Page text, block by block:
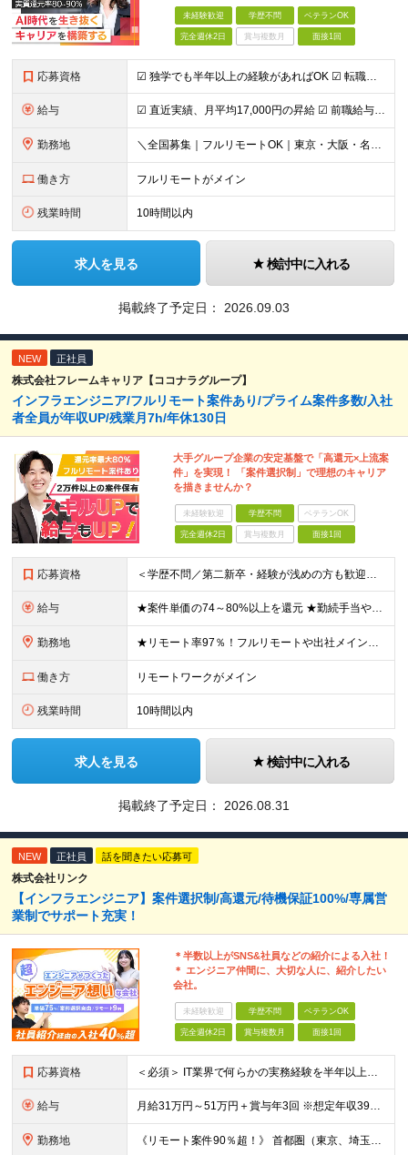
未経験歓迎 学歴不問 ベテランOK
完全週休2日 賞与複数月 面接1回
応募資格 ☑︎ 独学でも半年以上の経験があればOK ☑︎ 転職回数・ブランク不問 ☑︎ 学歴不問 ☑︎ スキルチェンジ可 ＜必須条件＞ インフラエンジニアとしての実務経験をお持ちの方 ┗設計構築or運用保守、
給与 ☑︎ 直近実績、月平均17,000円の昇給 ☑︎ 前職給与100%保証 ☑︎ 実質還元率80～90% ☑︎ 待機時も給与は満額支給 月給35万円～70万円＋交通費など各種手当 ※想定年収：4,200
勤務地 ＼全国募集｜フルリモートOK｜東京・大阪・名古屋エリアは出社案件も豊富／ 【1】フルリモートの場合…全国各地にて完全在宅勤務が可能！強制的な出社日もありません。 【2】出社の場合…本社、大阪支店、も
働き方 フルリモートがメイン
残業時間 10時間以内
求人を見る 検討中に入れる
掲載終了予定日： 2026.09.03
NEW 正社員
株式会社フレームキャリア【ココナラグループ】
インフラエンジニア/フルリモート案件あり/プライム案件多数/入社
者全員が年収UP/残業月7h/年休130日
大手グループ企業の安定基盤で「高還元×上流案
件」を実現！ 「案件選択制」で理想のキャリア
を描きませんか？
未経験歓迎 学歴不問 ベテランOK
完全週休2日 賞与複数月 面接1回
応募資格 ＜学歴不問／第二新卒・経験が浅めの方も歓迎！＞ ◆インフラエンジニアとして何らかの経験をお持ちの方 └運用保守のみの経験や、経験が浅い方もお気軽にご応募ください！ ≪こんな方にピッタリ≫ □ 今の現
給与 ★案件単価の74～80%以上を還元 ★勤続手当や社員同士のランチ代手当などうれしい手当が多数 月給30万円～70万円＋各種手当＋賞与（年1回/実績による） ※経験・スキルを考慮して決定します。 ※固
勤務地 ★リモート率97％！フルリモートや出社メインなど希望に合わせて選べます ★全国47都道府県のプロジェクト先で勤務可能。転勤なし！ ＜本社＞ 東京都渋谷区渋谷2-19-15 宮益坂ビルディング609
働き方 リモートワークがメイン
残業時間 10時間以内
求人を見る 検討中に入れる
掲載終了予定日： 2026.08.31
NEW 正社員 話を聞きたい応募可
株式会社リンク
【インフラエンジニア】案件選択制/高還元/待機保証100%/専属営
業制でサポート充実！
＊半数以上がSNS&社員などの紹介による入社！
＊ エンジニア仲間に、大切な人に、紹介したい
会社。
未経験歓迎 学歴不問 ベテランOK
完全週休2日 賞与複数月 面接1回
応募資格 ＜必須＞ IT業界で何らかの実務経験を半年以上お持ちの方（使用言語不問） ＜こんなご希望があれば、ぜひ当社にご相談ください＞ ◎ スキルや成果にしっかり見合った給与を受け取りたい ◎ 残業を
給与 月給31万円～51万円＋賞与年3回 ※想定年収394万円～1,032万円 ★年間300万円の賞与実績あり ★平均昇給額3万円 ★エンジニアへの還元率75％（実質78.9%） ※経験・能力を考慮し
勤務地 《リモート案件90％超！》 首都圏（東京、埼玉、千葉、神奈川）、大阪、名古屋、福岡のプロジェクト先やリモートでの勤務となります。 ※面接から入社まで全てオンラインで完結できます！ ※帰社日自